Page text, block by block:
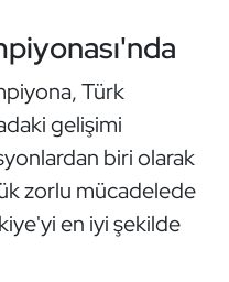
Türk
gelişimi
biri olarak
zorlu mücadelede
en iyi şekilde